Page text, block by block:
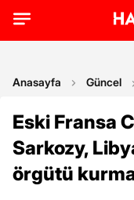
Anasayfa Güncel
Eski Fransa
Sarkozy,
örgütü